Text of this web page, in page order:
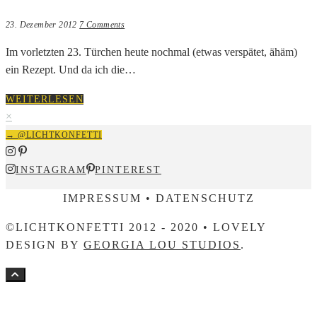
23. Dezember 2012 7 Comments
Im vorletzten 23. Türchen heute nochmal (etwas verspätet, ähäm)
ein Rezept. Und da ich die…
WEITERLESEN
×
→ @LICHTKONFETTI
INSTAGRAM PINTEREST
IMPRESSUM • DATENSCHUTZ
©LICHTKONFETTI 2012 - 2020 • LOVELY
DESIGN BY GEORGIA LOU STUDIOS .